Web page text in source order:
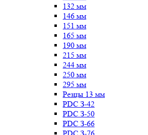
132 мм
146 мм
151 мм
165 мм
190 мм
215 мм
244 мм
250 мм
295 мм
Резцы 13 мм
PDC З-42
PDC З-50
PDC З-66